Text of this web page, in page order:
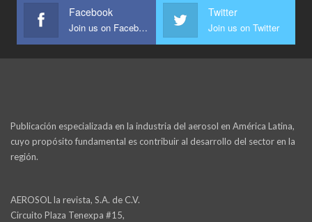
Facebook
Join us on Facebook
Twitter
Join us on Twitter
Publicación especializada en la industria del aerosol en América Latina,
cuyo propósito fundamental es contribuir al desarrollo del sector en la
región.
AEROSOL la revista, S.A. de C.V.
Circuito Plaza Tenexpa #15,